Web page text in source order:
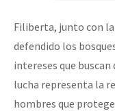
Niñxs
ETIQUETAS
MULTIMEDIA
Audio
Se o México sabe, que
[25 abr – CDMX] Tokín
Filiberta, junto con
defendido los
intereses que
lucha representa la
hombres que